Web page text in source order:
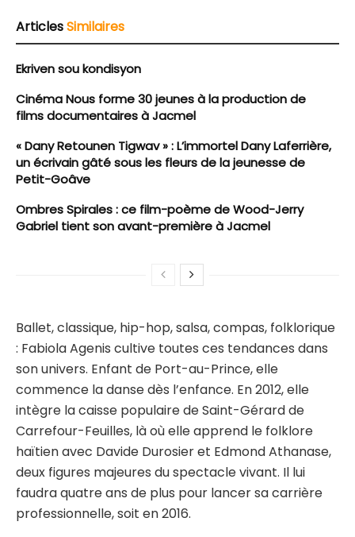
ArticlesSimilaires
Ekriven sou kondisyon
Cinéma Nous forme 30 jeunes à la production de
films documentaires à Jacmel
« Dany Retounen Tigwav » : L’immortel Dany Laferrière,
un écrivain gâté sous les fleurs de la jeunesse de
Petit-Goâve
Ombres Spirales : ce film-poème de Wood-Jerry
Gabriel tient son avant-première à Jacmel
Ballet, classique, hip-hop, salsa, compas, folklorique
: Fabiola Agenis cultive toutes ces tendances dans
son univers. Enfant de Port-au-Prince, elle
commence la danse dès l’enfance. En 2012, elle
intègre la caisse populaire de Saint-Gérard de
Carrefour-Feuilles, là où elle apprend le folklore
haïtien avec Davide Durosier et Edmond Athanase,
deux figures majeures du spectacle vivant. Il lui
faudra quatre ans de plus pour lancer sa carrière
professionnelle, soit en 2016.